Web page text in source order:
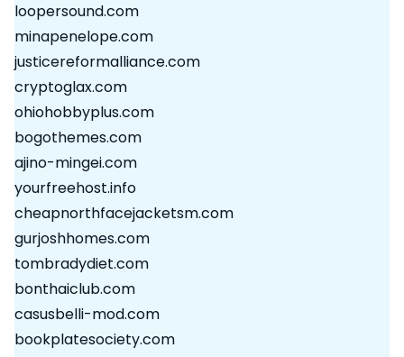
loopersound.com
minapenelope.com
justicereformalliance.com
cryptoglax.com
ohiohobbyplus.com
bogothemes.com
ajino-mingei.com
yourfreehost.info
cheapnorthfacejacketsm.com
gurjoshhomes.com
tombradydiet.com
bonthaiclub.com
casusbelli-mod.com
bookplatesociety.com